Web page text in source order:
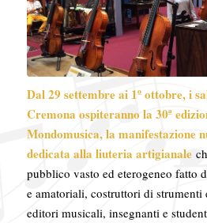
Dal 29 settembre ai 1º ottobre, i
Cremona ospiteranno la 30ª
Mondomusica, la manifestazione
dedicata alla liuteria artigianale
pubblico vasto ed eterogeneo fatto
e amatoriali, costruttori di strumenti
editori musicali, insegnanti e